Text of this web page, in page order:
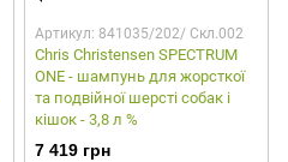
Артикул: 841035/202/ Скл.002
Chris Christensen SPECTRUM
ONE - шампунь для жорсткої
та подвійної шерсті собак і
кішок - 3,8 л %
7 419 грн